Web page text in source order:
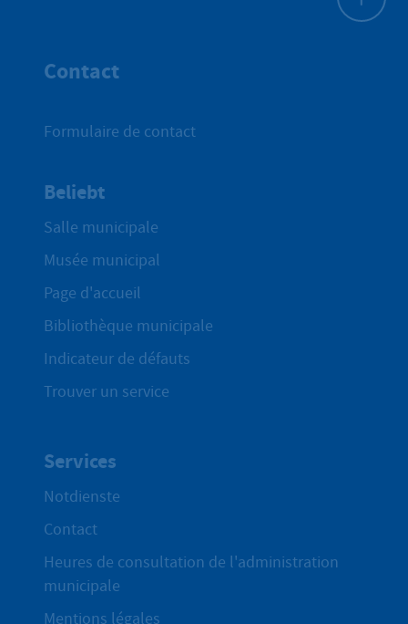
Contact
Formulaire de contact
Beliebt
Salle municipale
Musée municipal
Page d'accueil
Bibliothèque municipale
Indicateur de défauts
Trouver un service
Services
Notdienste
Contact
Heures de consultation de l'administration
municipale
Mentions légales